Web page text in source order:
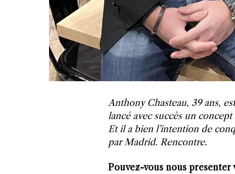
Anthony Chasteau, 39 ans,
lancé avec succès un
Et il a bien l’intention de
par Madrid. Rencontre.
Pouvez-vous nous